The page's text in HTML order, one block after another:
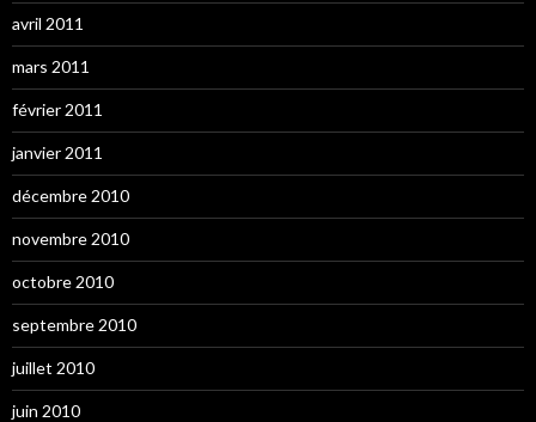
avril 2011
mars 2011
février 2011
janvier 2011
décembre 2010
novembre 2010
octobre 2010
septembre 2010
juillet 2010
juin 2010